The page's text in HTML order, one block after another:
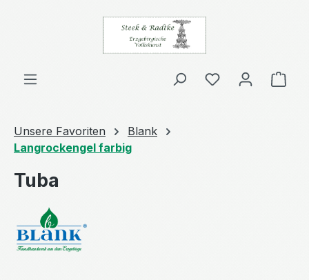
Zum Hauptinhalt springen
Unsere Favoriten
Blank
Langrockengel farbig
Tuba